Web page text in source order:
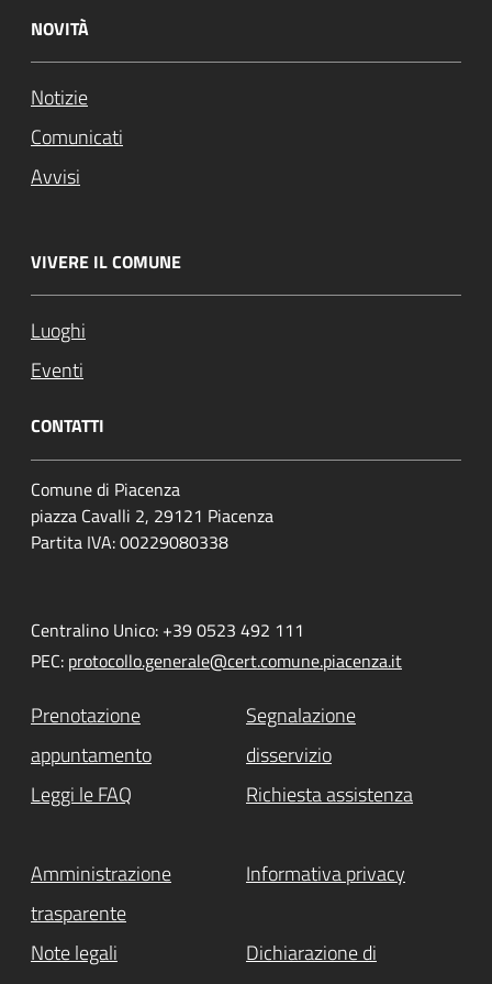
NOVITÀ
Notizie
Comunicati
Avvisi
VIVERE IL COMUNE
Luoghi
Eventi
CONTATTI
Comune di Piacenza
piazza Cavalli 2, 29121 Piacenza
Partita IVA: 00229080338
Centralino Unico: +39 0523 492 111
PEC: protocollo.generale@cert.comune.piacenza.it
Prenotazione
appuntamento
Segnalazione
disservizio
Leggi le FAQ
Richiesta assistenza
Amministrazione
trasparente
Informativa privacy
Note legali
Dichiarazione di